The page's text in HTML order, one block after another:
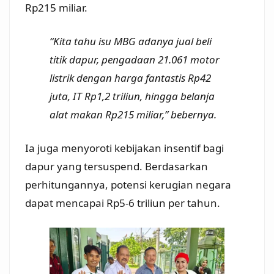
Rp215 miliar.
“Kita tahu isu MBG adanya jual beli
titik dapur, pengadaan 21.061 motor
listrik dengan harga fantastis Rp42
juta, IT Rp1,2 triliun, hingga belanja
alat makan Rp215 miliar,” bebernya.
Ia juga menyoroti kebijakan insentif bagi
dapur yang tersuspend. Berdasarkan
perhitungannya, potensi kerugian negara
dapat mencapai Rp5-6 triliun per tahun.